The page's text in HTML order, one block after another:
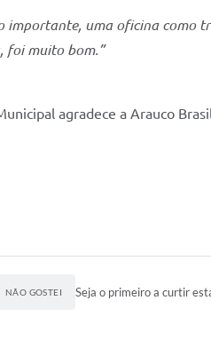
importante, uma oficina como
foi muito bom.”
agradece a Arauco
NÃO GOSTEI Seja o primeiro a curtir